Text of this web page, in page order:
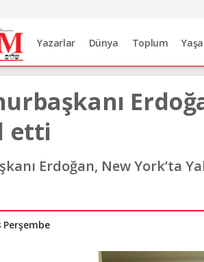
Yazarlar Dünya Toplum
etti
Erdoğan, New York’ta
Perşembe